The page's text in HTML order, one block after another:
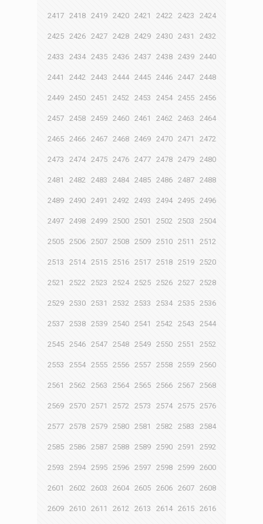
2417 2418 2419 2420 2421 2422 2423 2424
2425 2426 2427 2428 2429 2430 2431 2432
2433 2434 2435 2436 2437 2438 2439 2440
2441 2442 2443 2444 2445 2446 2447 2448
2449 2450 2451 2452 2453 2454 2455 2456
2457 2458 2459 2460 2461 2462 2463 2464
2465 2466 2467 2468 2469 2470 2471 2472
2473 2474 2475 2476 2477 2478 2479 2480
2481 2482 2483 2484 2485 2486 2487 2488
2489 2490 2491 2492 2493 2494 2495 2496
2497 2498 2499 2500 2501 2502 2503 2504
2505 2506 2507 2508 2509 2510 2511 2512
2513 2514 2515 2516 2517 2518 2519 2520
2521 2522 2523 2524 2525 2526 2527 2528
2529 2530 2531 2532 2533 2534 2535 2536
2537 2538 2539 2540 2541 2542 2543 2544
2545 2546 2547 2548 2549 2550 2551 2552
2553 2554 2555 2556 2557 2558 2559 2560
2561 2562 2563 2564 2565 2566 2567 2568
2569 2570 2571 2572 2573 2574 2575 2576
2577 2578 2579 2580 2581 2582 2583 2584
2585 2586 2587 2588 2589 2590 2591 2592
2593 2594 2595 2596 2597 2598 2599 2600
2601 2602 2603 2604 2605 2606 2607 2608
2609 2610 2611 2612 2613 2614 2615 2616